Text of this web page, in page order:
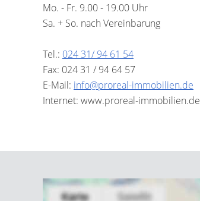
Mo. - Fr. 9.00 - 19.00 Uhr
Sa. + So. nach Vereinbarung
Tel.: 024 31/ 94 61 54
Fax: 024 31 / 94 64 57
E-Mail: info@proreal-immobilien.de
Internet: www.proreal-immobilien.de